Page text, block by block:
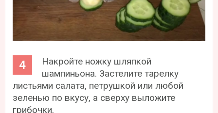
Накройте ножку шляпкой
шампиньона. Застелите тарелку
листьями салата, петрушкой или любой
зеленью по вкусу, а сверху выложите
грибочки.